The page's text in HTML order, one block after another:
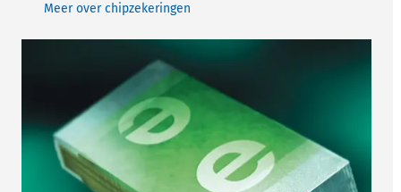
Meer over chipzekeringen